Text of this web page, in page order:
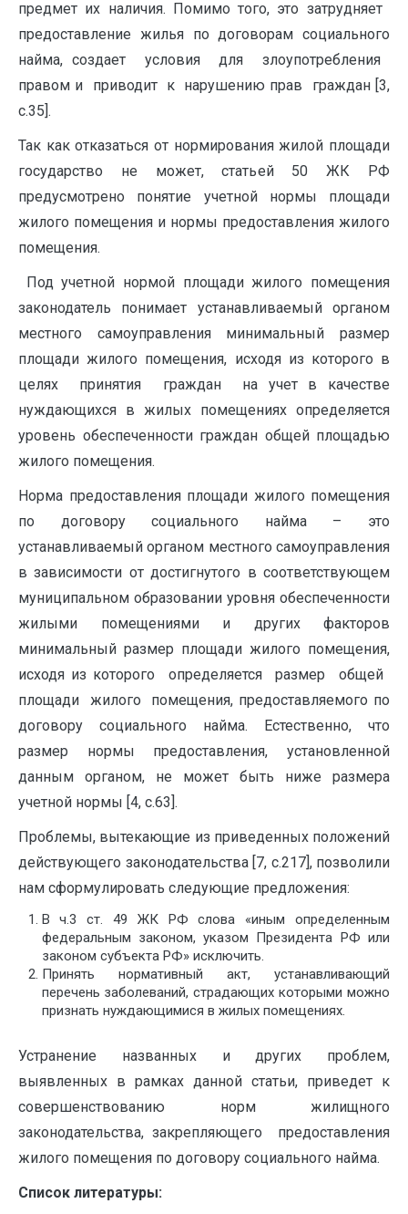
предмет их наличия. Помимо того, это затрудняет ‏ㅤ
предоставление ‏ㅤ жилья ‏ㅤ по ‏ㅤ договорам ‏ㅤ социального
найма, создает ‏ㅤ условия ‏ㅤ для ‏ㅤ злоупотребления ‏ㅤ
правом и ‏ㅤ приводит ‏ㅤ к ‏ㅤ нарушению прав ‏ㅤ граждан [3,
c.35].
Так как отказаться от нормирования жилой площади
государство не может, статьей 50 ЖК РФ
предусмотрено понятие учетной нормы площади
жилого помещения и нормы предоставления жилого
помещения.
Под учетной нормой площади жилого помещения
законодатель понимает устанавливаемый органом
местного самоуправления минимальный размер
площади жилого помещения, исходя из которого в
целях ‏ㅤ принятия ‏ㅤ граждан ‏ㅤ на учет в качестве
нуждающихся в жилых помещениях определяется
уровень обеспеченности граждан общей площадью
жилого помещения.
Норма предоставления площади жилого помещения
по договору социального найма – это
устанавливаемый органом местного самоуправления
в зависимости от достигнутого в соответствующем
муниципальном образовании уровня обеспеченности
жилыми помещениями и других факторов
минимальный размер площади жилого помещения,
исходя из которого ‏ㅤ определяется ‏ㅤ размер ‏ㅤ общей ‏ㅤ
площади ‏ㅤ жилого ‏ㅤ помещения, предоставляемого по
договору социального найма. Естественно, что
размер нормы предоставления, установленной
данным органом, не может быть ниже размера
учетной нормы [4, c.63].
Проблемы, вытекающие из приведенных положений
действующего законодательства [7, c.217], позволили
нам сформулировать следующие предложения:
В ч.3 ст. 49 ЖК РФ слова «иным определенным
федеральным законом, указом Президента РФ или
законом субъекта РФ» исключить.
перечень заболеваний, страдающих которыми можно
признать нуждающимися в жилых помещениях.
Устранение названных и других проблем,
выявленных в рамках данной статьи, приведет к
совершенствованию норм жилищного
законодательства, закрепляющего ‏ㅤ предоставления
жилого помещения по договору социального найма.
Список литературы: